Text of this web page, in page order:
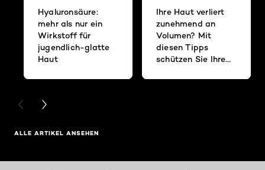
Hyaluronsäure:
mehr als nur ein
Wirkstoff für
jugendlich-glatte
Haut
Ihre Haut verliert
zunehmend an
Volumen? Mit
diesen Tipps
schützen Sie Ihre
Anzeichen der
PREVIOUS CARD
NEXT CARD
ALLE ARTIKEL ANSEHEN